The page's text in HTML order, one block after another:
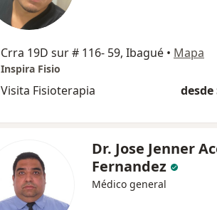
Crra 19D sur # 116- 59, Ibagué • Mapa
Inspira Fisio
Visita Fisioterapia desde
Dr. Jose Jenner
Fernandez
Médico general